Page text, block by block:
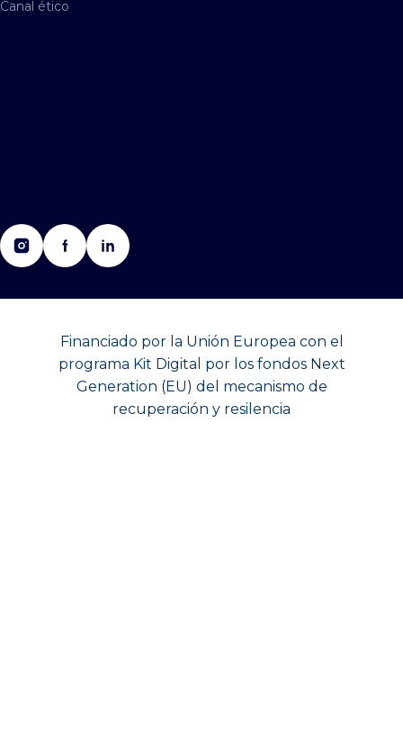
Canal ético
Financiado por la Unión Europea con el
programa Kit Digital por los fondos Next
Generation (EU) del mecanismo de
recuperación y resilencia